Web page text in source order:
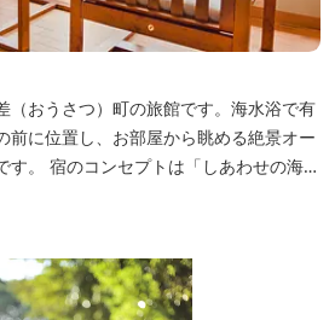
（おうさつ）町の旅館です。海水浴で有
前に位置し、お部屋から眺める絶景オー
わせの海
の南端「相差(おうさつ)」は太平洋に
は、おいしい海産物、海女さん、美しい
、水平線に昇る朝陽といった自然に恵ま
。...